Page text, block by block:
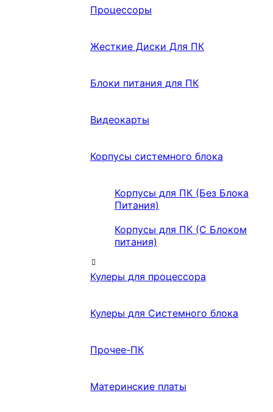
Процессоры
Жесткие Диски Для ПК
Блоки питания для ПК
Видеокарты
Корпусы системного блока
Корпусы для ПК (Без Блока
Питания)
Корпусы для ПК (С Блоком
питания)
Кулеры для процессора
Кулеры для Системного блока
Прочее-ПК
Материнские платы